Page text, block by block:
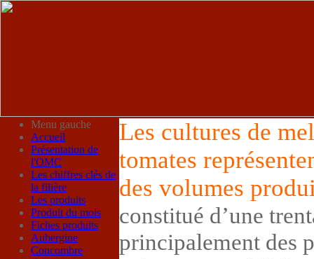
Menu gauche
Accueil
Présentation de
l'OMC
Les chiffres clés de
la filière
Les produits
Produit du mois
Fiches produits
Aubergine
Concombre
Les cultures de
tomates
des volumes
constitué d’une
principalement des